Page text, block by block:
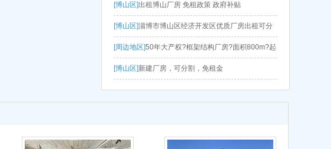
[博山区]出租博山厂房 免租政策 政府补贴
[博山区]淄博市博山区经济开发区优质厂房出租可分
割3年免租
[周边地区]50年大产权?框架结构厂房?面积800m?起
[博山区]新建厂房，可分割，免租金